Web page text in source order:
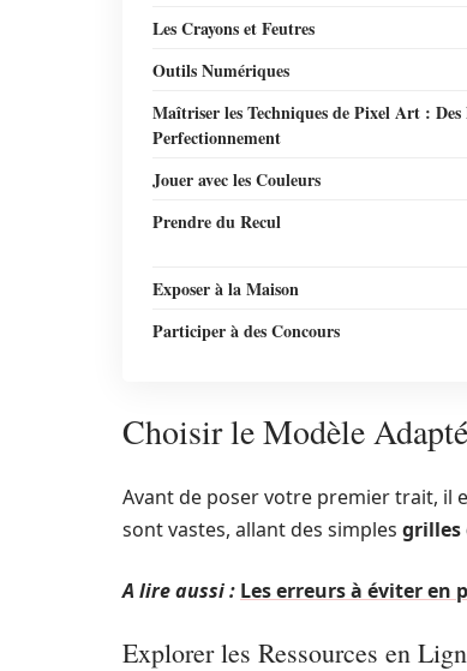
Les Crayons et Feutres
Outils Numériques
Maîtriser les Techniques de Pixel Art : Des
Perfectionnement
Jouer avec les Couleurs
Prendre du Recul
Exposer à la Maison
Participer à des Concours
Choisir le Modèle
Avant de poser votre premier trait, il
sont vastes, allant des simples grilles
A lire aussi : Les erreurs à éviter en
Explorer les Ressources en